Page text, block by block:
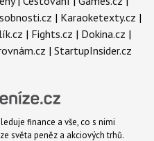
| Karaoketexty.cz |
| Fights.cz | Dokina.cz |
| StartupInsider.cz
finance a vše, co s nimi
světa peněz a akciových trhů.